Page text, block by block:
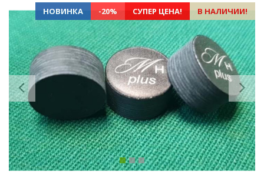
НОВИНКА -20% СУПЕР ЦЕНА! В НАЛИЧИИ!
Previous